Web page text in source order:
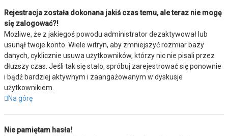
Rejestracja została dokonana jakiś czas temu, ale teraz nie mogę
się zalogować?!
Możliwe, że z jakiegoś powodu administrator dezaktywował lub
usunął twoje konto. Wiele witryn, aby zmniejszyć rozmiar bazy
danych, cyklicznie usuwa użytkowników, którzy nic nie pisali przez
dłuższy czas. Jeśli tak się stało, spróbuj zarejestrować się ponownie
i bądź bardziej aktywnym i zaangażowanym w dyskusje
użytkownikiem.
Na górę
Nie pamiętam hasła!